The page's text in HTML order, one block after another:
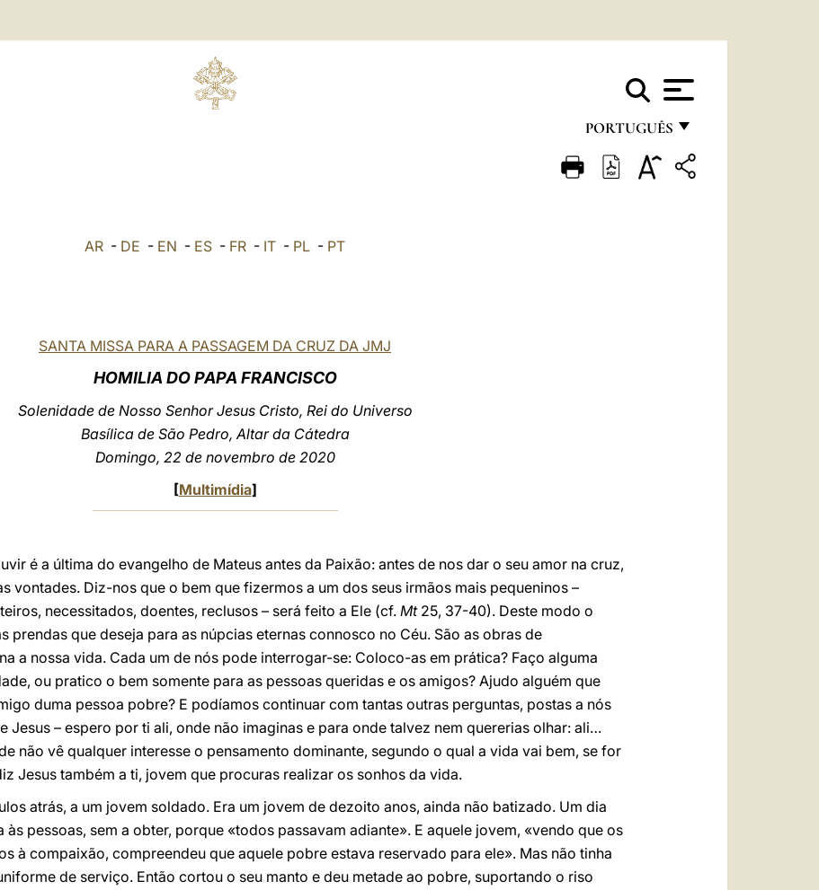
PORTUGUÊS
FRANÇAIS
AR - DE - EN - ES - FR - IT - PL - PT
SANTA MISSA PARA A PASSAGEM DA CRUZ DA JMJ
HOMILIA DO PAPA FRANCISCO
Solenidade de Nosso Senhor Jesus Cristo, Rei do Universo
Basílica de São Pedro, Altar da Cátedra
Domingo, 22 de novembro de 2020
[Multimídia]
é a última do evangelho de Mateus antes da Paixão: antes de nos dar o seu amor na cruz,
vontades. Diz-nos que o bem que fizermos a um dos seus irmãos mais pequeninos –
necessitados, doentes, reclusos – será feito a Ele (cf. Mt25, 37-40). Deste modo o
prendas que deseja para as núpcias eternas connosco no Céu. São as obras de
a nossa vida. Cada um de nós pode interrogar-se: Coloco-as em prática? Faço alguma
ou pratico o bem somente para as pessoas queridas e os amigos? Ajudo alguém que
duma pessoa pobre? E podíamos continuar com tantas outras perguntas, postas a nós
Jesus – espero por ti ali, onde não imaginas e para onde talvez nem quererias olhar: ali…
não vê qualquer interesse o pensamento dominante, segundo o qual a vida vai bem, se for
Jesus também a ti, jovem que procuras realizar os sonhos da vida.
atrás, a um jovem soldado. Era um jovem de dezoito anos, ainda não batizado. Um dia
pessoas, sem a obter, porque «todos passavam adiante». E aquele jovem, «vendo que os
à compaixão, compreendeu que aquele pobre estava reservado para ele». Mas não tinha
de serviço. Então cortou o seu manto e deu metade ao pobre, suportando o riso